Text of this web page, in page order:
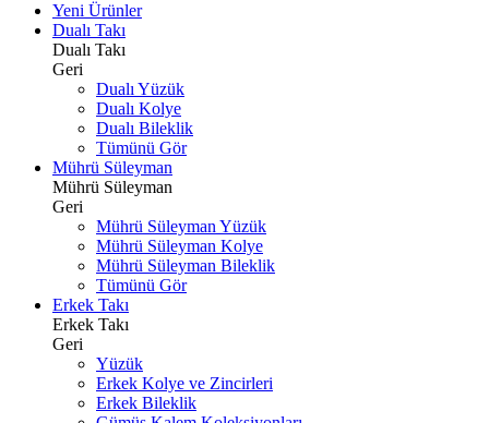
Yeni Ürünler
Dualı Takı
Dualı Takı
Geri
Dualı Yüzük
Dualı Kolye
Dualı Bileklik
Tümünü Gör
Mührü Süleyman
Mührü Süleyman
Geri
Mührü Süleyman Yüzük
Mührü Süleyman Kolye
Mührü Süleyman Bileklik
Tümünü Gör
Erkek Takı
Erkek Takı
Geri
Yüzük
Erkek Kolye ve Zincirleri
Erkek Bileklik